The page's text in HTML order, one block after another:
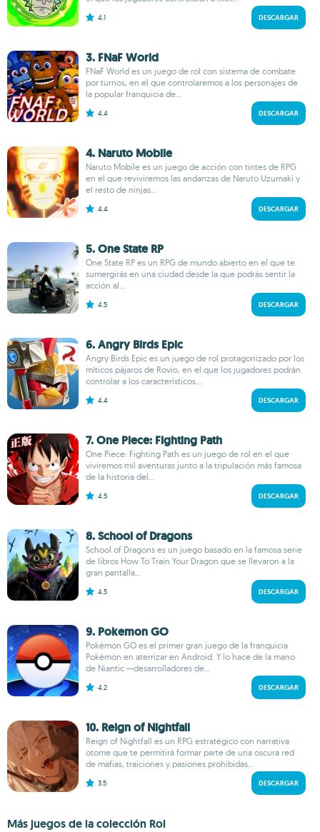
4.1 DESCARGAR
3. FNaF World
FNaF World es un juego de rol con sistema de combate
por turnos, en el que controlaremos a los personajes de
la popular franquicia de...
4.4 DESCARGAR
4. Naruto Mobile
Naruto Mobile es un juego de acción con tintes de RPG
en el que reviviremos las andanzas de Naruto Uzumaki y
el resto de ninjas...
4.4 DESCARGAR
5. One State RP
One State RP es un RPG de mundo abierto en el que te
sumergirás en una ciudad desde la que podrás sentir la
acción al...
4.5 DESCARGAR
6. Angry Birds Epic
Angry Birds Epic es un juego de rol protagonizado por los
míticos pájaros de Rovio, en el que los jugadores podrán
controlar a los característicos...
4.4 DESCARGAR
7. One Piece: Fighting Path
One Piece: Fighting Path es un juego de rol en el que
viviremos mil aventuras junto a la tripulación más famosa
de la historia del...
4.5 DESCARGAR
8. School of Dragons
School of Dragons es un juego basado en la famosa serie
de libros How To Train Your Dragon que se llevaron a la
gran pantalla...
4.5 DESCARGAR
9. Pokemon GO
Pokémon GO es el primer gran juego de la franquicia
Pokémon en aterrizar en Android. Y lo hace de la mano
de Niantic —desarrolladores de...
4.2 DESCARGAR
10. Reign of Nightfall
Reign of Nightfall es un RPG estratégico con narrativa
otome que te permitirá formar parte de una oscura red
de mafias, traiciones y pasiones prohibidas...
3.5 DESCARGAR
Más juegos de la colección Rol